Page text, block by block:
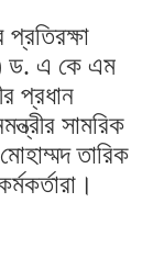
ড. এ কে এম
প্রধান
সামরিক
তারিক